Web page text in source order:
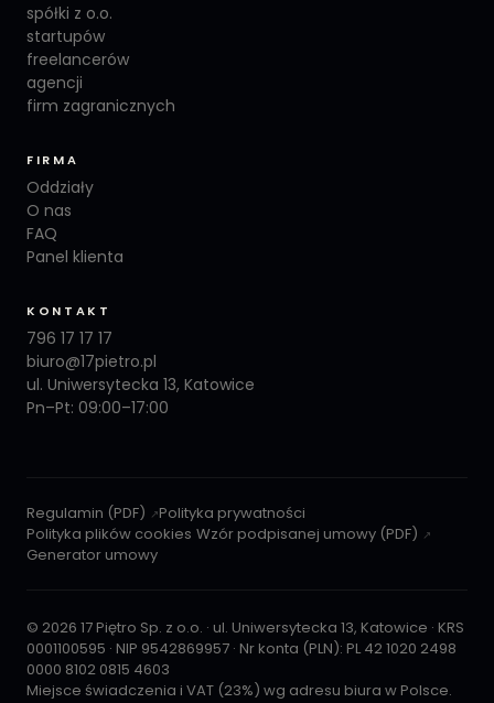
spółki z o.o.
startupów
freelancerów
agencji
firm zagranicznych
FIRMA
Oddziały
O nas
FAQ
Panel klienta
KONTAKT
796 17 17 17
biuro@17pietro.pl
ul. Uniwersytecka 13, Katowice
Pn–Pt: 09:00–17:00
Regulamin (PDF)
Polityka prywatności
Polityka plików cookies Wzór podpisanej umowy (PDF)
Generator umowy
© 2026 17 Piętro Sp. z o.o. · ul. Uniwersytecka 13, Katowice · KRS
0001100595 · NIP 9542869957 · Nr konta (PLN): PL 42 1020 2498
0000 8102 0815 4603
Miejsce świadczenia i VAT (23%) wg adresu biura w Polsce.